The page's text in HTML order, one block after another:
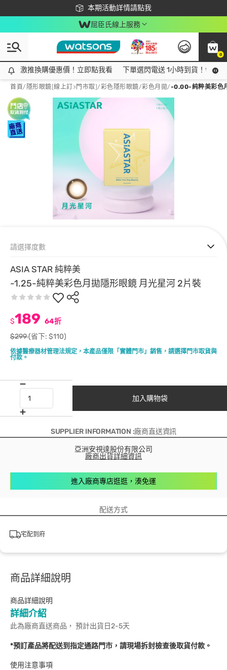
本期活動詳情請點我
下載app最高回饋$350
屈臣氏線上服務
0
激推換購優惠價！立即點我看
激推換購優惠價！立即點我看 下單選閃電送 1小時到貨！領神
首頁/ 隱形眼鏡[線上訂>門市取]/彩色隱形眼鏡/彩色月拋/-0.00-純粹美彩色
ASIA STAR 純粹美
-1.25-純粹美彩色月拋隱形眼鏡 月光星河 2片裝
依據醫療器材管理法規定，本產品僅限「實體門市」銷售，請選擇門市取貨與
付款。
$189 64折
$299(省下: $110)
請選擇度數
加入購物袋
SUPPLIER INFORMATION :廠商直送資訊
亞洲安視達股份有限公司
廠商出貨詳細資訊
進入廠商專店逛逛，湊免運
配送方式
宅配到府
商品詳細說明
商品詳細說明
詳細介紹
此為廠商直送商品， 預計出貨日2-5天
*預訂產品將配送到指定通路門市，請現場拆封檢查後取貨付款。
使用注意事項